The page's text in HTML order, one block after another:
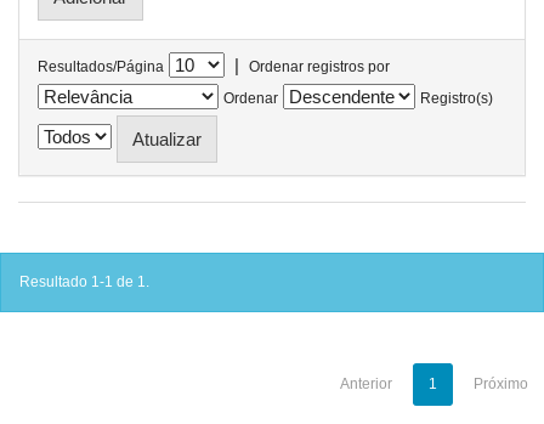
Resultados/Página |
Ordenar registros por
Ordenar
Registro(s)
Resultado 1-1 de 1.
Anterior 1 Próximo